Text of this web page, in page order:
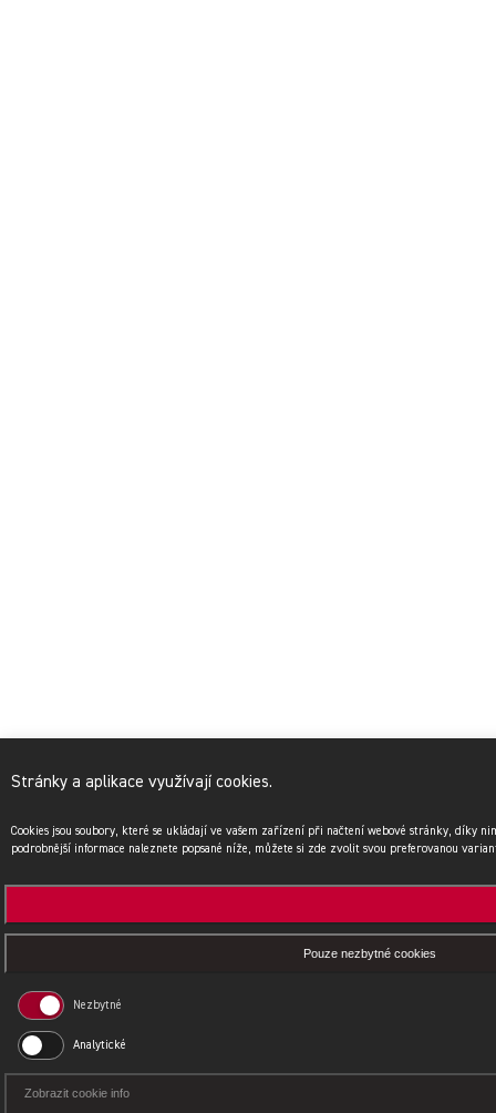
Stránky a aplikace využívají cookies.
Cookies jsou soubory, které se ukládají ve vašem zařízení při načtení webové stránky, díky
podrobnější informace naleznete popsané níže, můžete si zde zvolit svou preferovanou
Pouze nezbytné cookies
Nezbytné
Analytické
Zobrazit cookie info